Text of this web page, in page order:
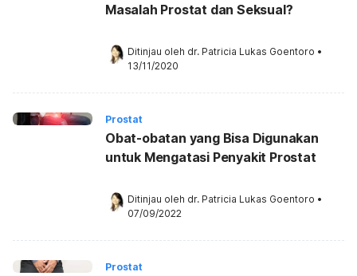
Masalah Prostat dan Seksual?
Ditinjau oleh dr. Patricia Lukas Goentoro •
13/11/2020
Prostat
Obat-obatan yang Bisa Digunakan
untuk Mengatasi Penyakit Prostat
Ditinjau oleh dr. Patricia Lukas Goentoro •
07/09/2022
Prostat